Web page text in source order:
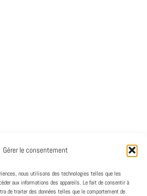
Gérer le consentement
nous utilisons des technologies telles que les
aux informations des appareils. Le fait de consentir à
de traiter des données telles que le comportement de